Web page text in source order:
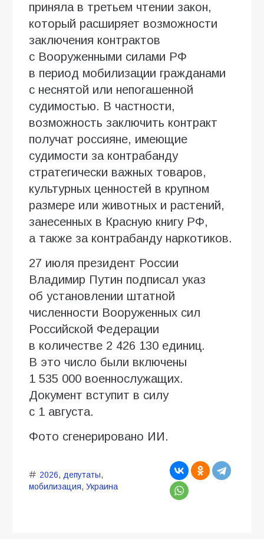
приняла в третьем чтении закон,
который расширяет возможности
заключения контрактов
с Вооруженными силами РФ
в период мобилизации гражданами
с неснятой или непогашенной
судимостью. В частности,
возможность заключить контракт
получат россияне, имеющие
судимости за контрабанду
стратегически важных товаров,
культурных ценностей в крупном
размере или животных и растений,
занесенных в Красную книгу РФ,
а также за контрабанду наркотиков.
27 июля президент России
Владимир Путин подписал указ
об установлении штатной
численности Вооруженных сил
Российской Федерации
в количестве 2 426 130 единиц.
В это число были включены
1 535 000 военнослужащих.
Документ вступит в силу
с 1 августа.
Фото сгенерировано ИИ.
2026, депутаты,
мобилизация, Украина